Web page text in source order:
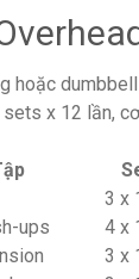
hoặc
x 12 lần,
3 x
ups
4 x
3 x